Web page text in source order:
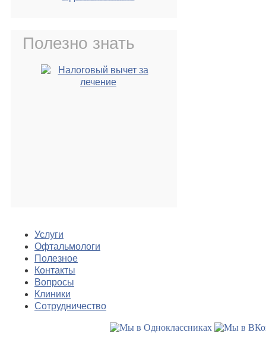
Полезно знать
Услуги
Офтальмологи
Полезное
Контакты
Вопросы
Клиники
Сотрудничество